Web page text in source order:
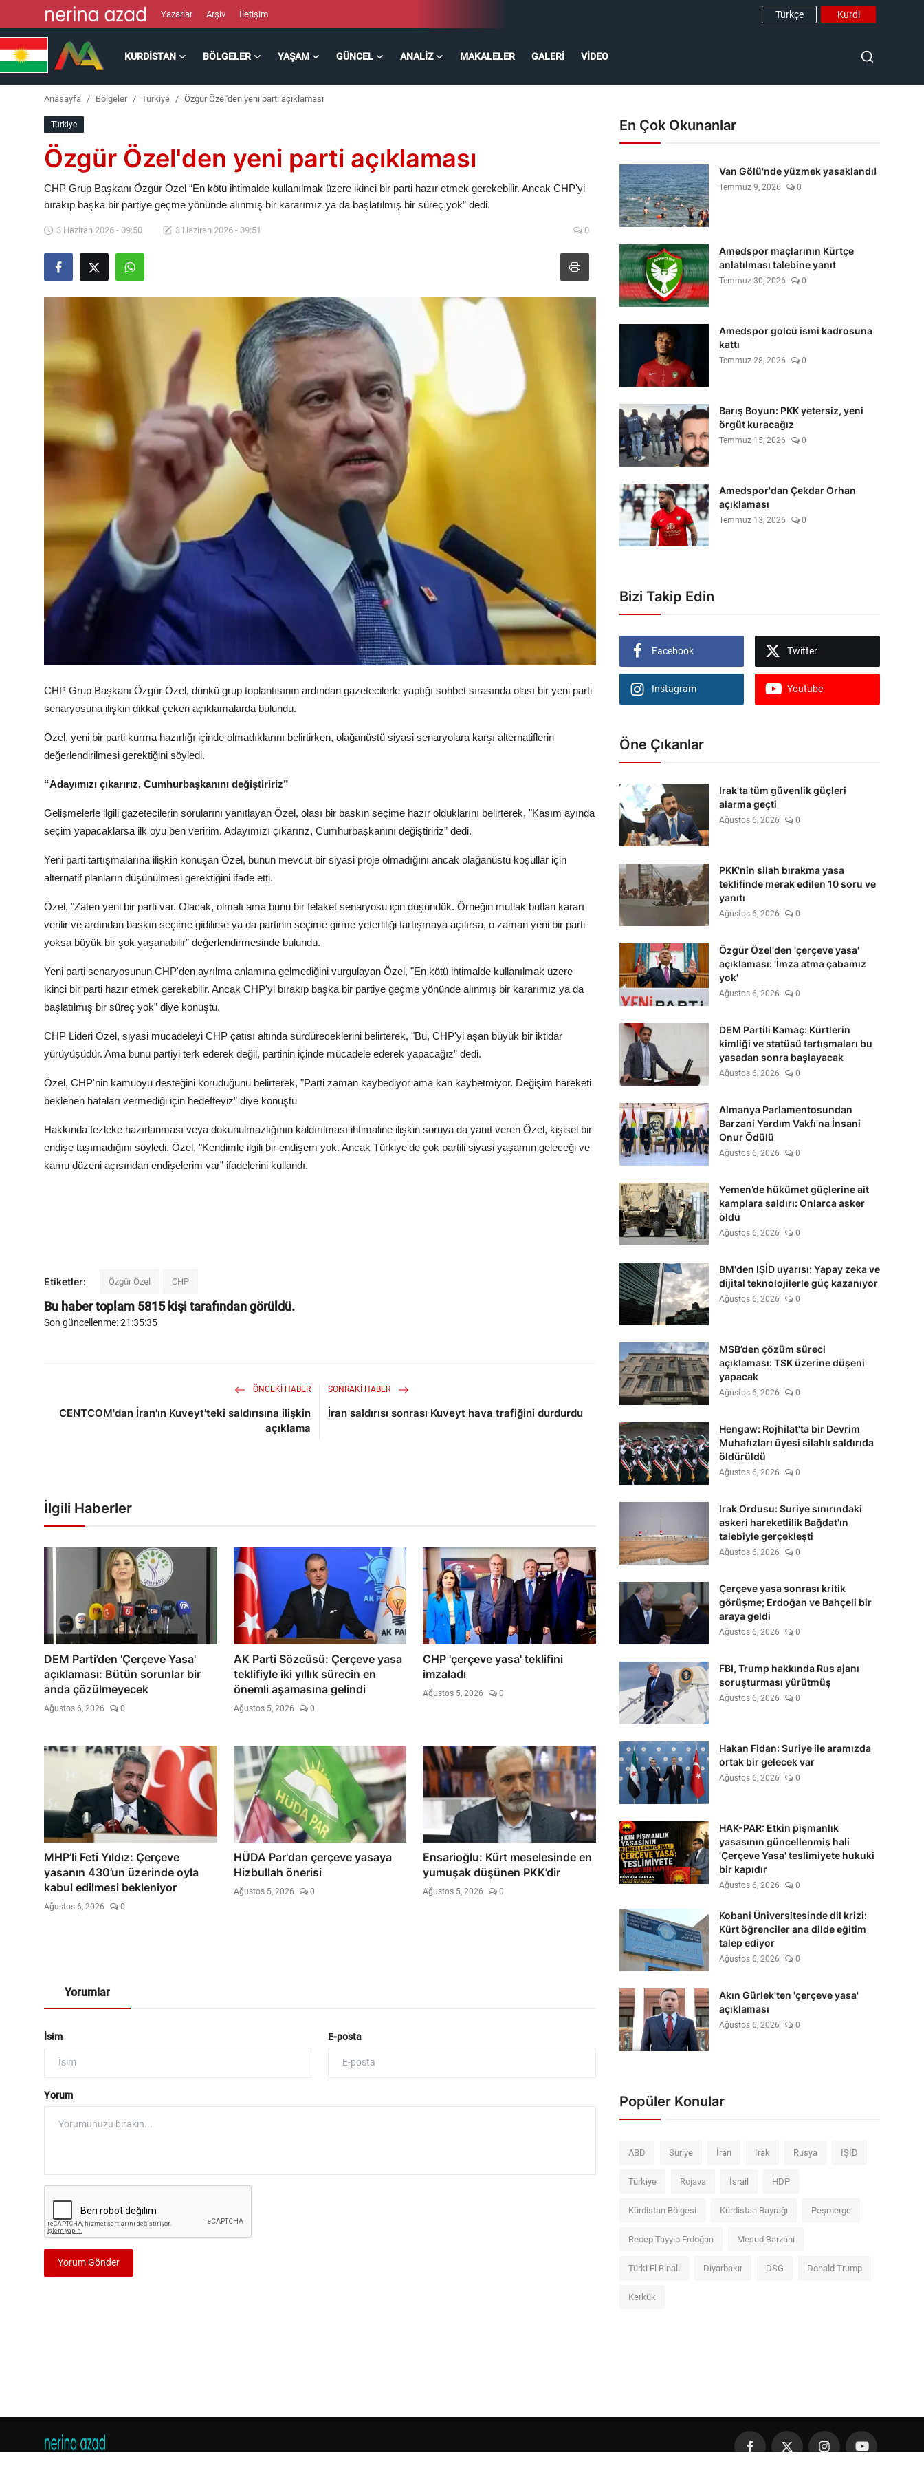
Yazarlar Arşiv İletişim Türkçe Kurdi
KURDISTAN BÖLGELER YAŞAM GÜNCEL ANALIZ MAKALELER GALERI VIDEO
Anasayfa Bölgeler Türkiye Özgür Özel'den yeni parti açıklaması
Türkiye
Özgür Özel'den yeni parti açıklaması
CHP Grup Başkanı Özgür Özel “En kötü ihtimalde kullanılmak üzere ikinci bir parti hazır etmek gerekebilir. Ancak CHP'yi
bırakıp başka bir partiye geçme yönünde alınmış bir kararımız ya da başlatılmış bir süreç yok” dedi.
3 Haziran 2026 - 09:50 3 Haziran 2026 - 09:51 0
CHP Grup Başkanı Özgür Özel, dünkü grup toplantısının ardından gazetecilerle yaptığı sohbet sırasında olası bir yeni parti
senaryosuna ilişkin dikkat çeken açıklamalarda bulundu.
Özel, yeni bir parti kurma hazırlığı içinde olmadıklarını belirtirken, olağanüstü siyasi senaryolara karşı alternatiflerin
değerlendirilmesi gerektiğini söyledi.
“Adayımızı çıkarırız, Cumhurbaşkanını değiştiririz”
Gelişmelerle ilgili gazetecilerin sorularını yanıtlayan Özel, olası bir baskın seçime hazır olduklarını belirterek, "Kasım ayında
seçim yapacaklarsa ilk oyu ben veririm. Adayımızı çıkarırız, Cumhurbaşkanını değiştiririz” dedi.
Yeni parti tartışmalarına ilişkin konuşan Özel, bunun mevcut bir siyasi proje olmadığını ancak olağanüstü koşullar için
alternatif planların düşünülmesi gerektiğini ifade etti.
Özel, "Zaten yeni bir parti var. Olacak, olmalı ama bunu bir felaket senaryosu için düşündük. Örneğin mutlak butlan kararı
verilir ve ardından baskın seçime gidilirse ya da partinin seçime girme yeterliliği tartışmaya açılırsa, o zaman yeni bir parti
yoksa büyük bir şok yaşanabilir” değerlendirmesinde bulundu.
Yeni parti senaryosunun CHP'den ayrılma anlamına gelmediğini vurgulayan Özel, "En kötü ihtimalde kullanılmak üzere
ikinci bir parti hazır etmek gerekebilir. Ancak CHP'yi bırakıp başka bir partiye geçme yönünde alınmış bir kararımız ya da
başlatılmış bir süreç yok” diye konuştu.
CHP Lideri Özel, siyasi mücadeleyi CHP çatısı altında sürdüreceklerini belirterek, "Bu, CHP'yi aşan büyük bir iktidar
yürüyüşüdür. Ama bunu partiyi terk ederek değil, partinin içinde mücadele ederek yapacağız” dedi.
Özel, CHP'nin kamuoyu desteğini koruduğunu belirterek, "Parti zaman kaybediyor ama kan kaybetmiyor. Değişim hareketi
beklenen hataları vermediği için hedefteyiz” diye konuştu
Hakkında fezleke hazırlanması veya dokunulmazlığının kaldırılması ihtimaline ilişkin soruya da yanıt veren Özel, kişisel bir
endişe taşımadığını söyledi. Özel, "Kendimle ilgili bir endişem yok. Ancak Türkiye'de çok partili siyasi yaşamın geleceği ve
kamu düzeni açısından endişelerim var” ifadelerini kullandı.
Etiketler: Özgür Özel CHP
Bu haber toplam 5815kişi tarafından görüldü.
Son güncellenme: 21:35:35
ÖNCEKI HABER
CENTCOM'dan İran'ın Kuveyt'teki saldırısına ilişkin
açıklama
SONRAKI HABER
İran saldırısı sonrası Kuveyt hava trafiğini durdurdu
İlgili Haberler
DEM Parti’den 'Çerçeve Yasa'
açıklaması: Bütün sorunlar bir
anda çözülmeyecek
Ağustos 6, 2026 0
AK Parti Sözcüsü: Çerçeve yasa
teklifiyle iki yıllık sürecin en
önemli aşamasına gelindi
Ağustos 5, 2026 0
CHP 'çerçeve yasa' teklifini
imzaladı
Ağustos 5, 2026 0
MHP’li Feti Yıldız: Çerçeve
yasanın 430’un üzerinde oyla
kabul edilmesi bekleniyor
Ağustos 6, 2026 0
HÜDA Par'dan çerçeve yasaya
Hizbullah önerisi
Ağustos 5, 2026 0
Ensarioğlu: Kürt meselesinde en
yumuşak düşünen PKK’dir
Ağustos 5, 2026 0
Yorumlar
İsim E-posta
Yorum
Yorum Gönder
En Çok Okunanlar
Van Gölü'nde yüzmek yasaklandı!
Temmuz 9, 2026 0
Amedspor maçlarının Kürtçe
anlatılması talebine yanıt
Temmuz 30, 2026 0
Amedspor golcü ismi kadrosuna
kattı
Temmuz 28, 2026 0
Barış Boyun: PKK yetersiz, yeni
örgüt kuracağız
Temmuz 15, 2026 0
Amedspor'dan Çekdar Orhan
açıklaması
Temmuz 13, 2026 0
Bizi Takip Edin
Facebook Twitter
Instagram Youtube
Öne Çıkanlar
Irak'ta tüm güvenlik güçleri
alarma geçti
Ağustos 6, 2026 0
PKK'nin silah bırakma yasa
teklifinde merak edilen 10 soru ve
yanıtı
Ağustos 6, 2026 0
Özgür Özel'den 'çerçeve yasa'
açıklaması: 'İmza atma çabamız
yok'
Ağustos 6, 2026 0
DEM Partili Kamaç: Kürtlerin
kimliği ve statüsü tartışmaları bu
yasadan sonra başlayacak
Ağustos 6, 2026 0
Almanya Parlamentosundan
Barzani Yardım Vakfı'na İnsani
Onur Ödülü
Ağustos 6, 2026 0
Yemen’de hükümet güçlerine ait
kamplara saldırı: Onlarca asker
öldü
Ağustos 6, 2026 0
BM'den IŞİD uyarısı: Yapay zeka ve
dijital teknolojilerle güç kazanıyor
Ağustos 6, 2026 0
MSB’den çözüm süreci
açıklaması: TSK üzerine düşeni
yapacak
Ağustos 6, 2026 0
Hengaw: Rojhilat'ta bir Devrim
Muhafızları üyesi silahlı saldırıda
öldürüldü
Ağustos 6, 2026 0
Irak Ordusu: Suriye sınırındaki
askeri hareketlilik Bağdat'ın
talebiyle gerçekleşti
Ağustos 6, 2026 0
Çerçeve yasa sonrası kritik
görüşme; Erdoğan ve Bahçeli bir
araya geldi
Ağustos 6, 2026 0
FBI, Trump hakkında Rus ajanı
soruşturması yürütmüş
Ağustos 6, 2026 0
Hakan Fidan: Suriye ile aramızda
ortak bir gelecek var
Ağustos 6, 2026 0
HAK-PAR: Etkin pişmanlık
yasasının güncellenmiş hali
'Çerçeve Yasa' teslimiyete hukuki
bir kapıdır
Ağustos 6, 2026 0
Kobani Üniversitesinde dil krizi:
Kürt öğrenciler ana dilde eğitim
talep ediyor
Ağustos 6, 2026 0
Akın Gürlek'ten 'çerçeve yasa'
açıklaması
Ağustos 6, 2026 0
Popüler Konular
ABD Suriye İran Irak Rusya IŞİD
Türkiye Rojava İsrail HDP
Kürdistan Bölgesi Kürdistan Bayrağı Peşmerge
Recep Tayyip Erdoğan Mesud Barzani
Türki El Binali Diyarbakır DSG Donald Trump
Kerkük